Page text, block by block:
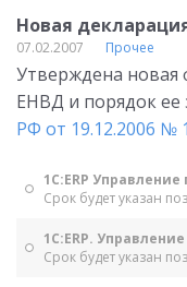
Новая
07.02.2007 Прочее
Утверждена новая
ЕНВД и порядок ее
РФ от 19.12.2006 №
1С:ERP
Срок будет указан
1С:ERP.
Срок будет указан